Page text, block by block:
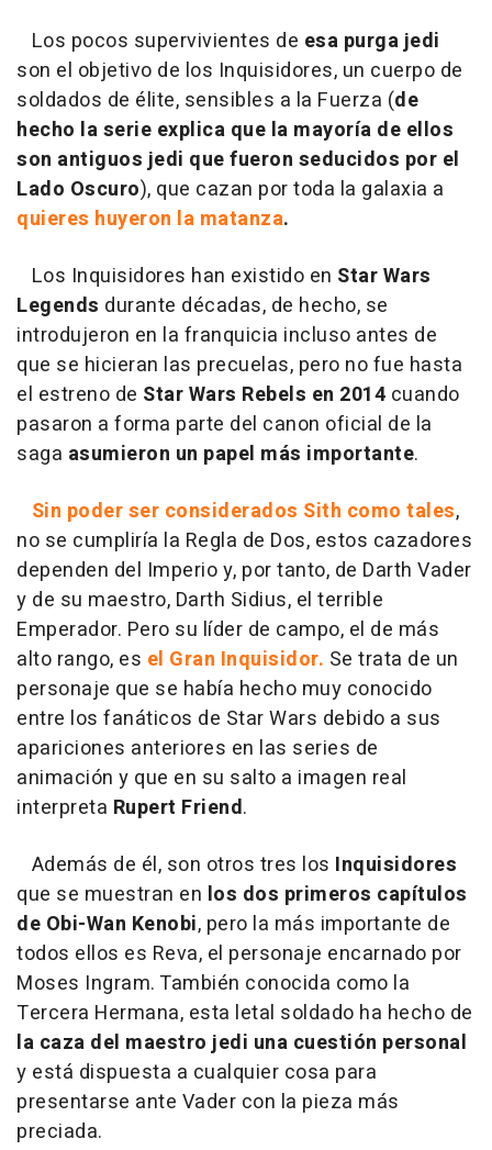
Los pocos supervivientes de esa purga jedi
son el objetivo de los Inquisidores, un cuerpo de
soldados de élite, sensibles a la Fuerza (de
hecho la serie explica que la mayoría de ellos
son antiguos jedi que fueron seducidos por el
Lado Oscuro), que cazan por toda la galaxia a
quieres huyeron la matanza.
Los Inquisidores han existido en Star Wars
Legends durante décadas, de hecho, se
introdujeron en la franquicia incluso antes de
que se hicieran las precuelas, pero no fue hasta
el estreno de Star Wars Rebels en 2014 cuando
pasaron a forma parte del canon oficial de la
saga asumieron un papel más importante.
Sin poder ser considerados Sith como tales,
no se cumpliría la Regla de Dos, estos cazadores
dependen del Imperio y, por tanto, de Darth Vader
y de su maestro, Darth Sidius, el terrible
Emperador. Pero su líder de campo, el de más
alto rango, es el Gran Inquisidor. Se trata de un
personaje que se había hecho muy conocido
entre los fanáticos de Star Wars debido a sus
apariciones anteriores en las series de
animación y que en su salto a imagen real
interpreta Rupert Friend.
Además de él, son otros tres los Inquisidores
que se muestran en los dos primeros capítulos
de Obi-Wan Kenobi, pero la más importante de
todos ellos es Reva, el personaje encarnado por
Moses Ingram. También conocida como la
Tercera Hermana, esta letal soldado ha hecho de
la caza del maestro jedi una cuestión personal
y está dispuesta a cualquier cosa para
presentarse ante Vader con la pieza más
preciada.